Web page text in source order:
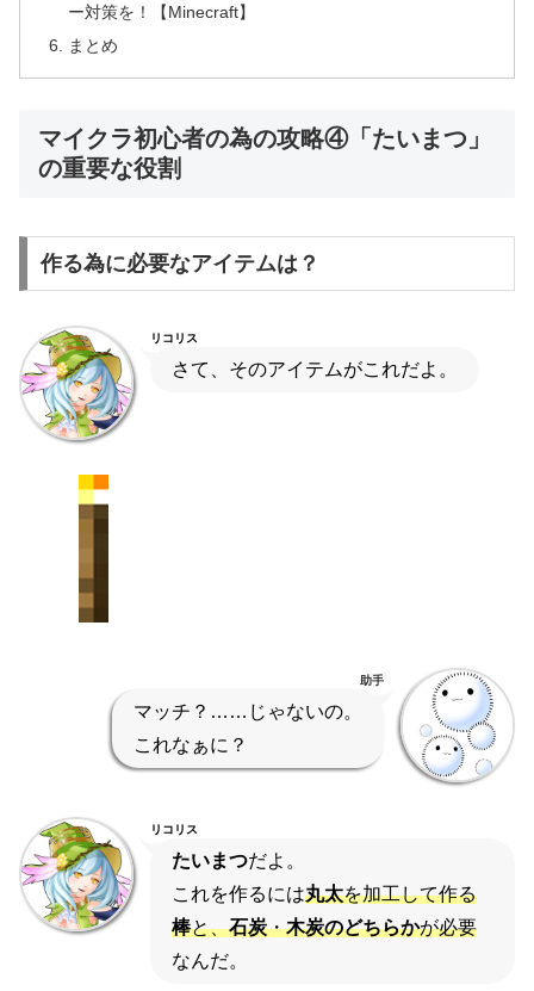
ー対策を！【Minecraft】
まとめ
マイクラ初心者の為の攻略④「たいまつ」
の重要な役割
作る為に必要なアイテムは？
リコリス
さて、そのアイテムがこれだよ。
助手
マッチ？……じゃないの。
これなぁに？
リコリス
たいまつだよ。
これを作るには丸太を加工して作る
棒と、石炭・木炭のどちらかが必要
なんだ。